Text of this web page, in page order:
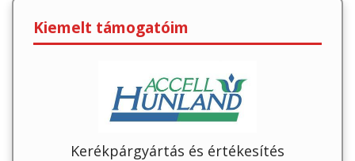
Kiemelt támogatóim
Kerékpárgyártás és értékesítés